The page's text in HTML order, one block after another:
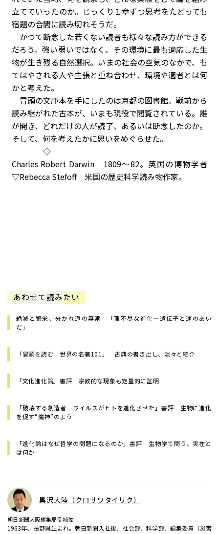
立てていったのか。じっくり１章ずつ思考をたどっても
宿題の合間に読み切れそうだ。
かつて断念した若くない読者も様々な読み方ができる
だろう。強い弱いではなく、その環境に最も適応した生
物が生き残る自然選択。いまの社会の空気のなかで、も
てはやされる人や主張と重ね合わせ、環境や適者とは何
かと考えた。
冒頭の文庫本を手にしたのは京都の図書館。戦前から
読み継がれた古本が、いまも現役で閲覧されている。誰
が開き、どれだけの人が読了、あるいは断念したのか。
そして、何を考えたかに思いをめぐらせた。
◇
Charles Robert Darwin 1809～82。英国の博物学者
▽Rebecca Stefoff 米国の歴史科学読み物作家。
あわせて読みたい
絶滅と繁栄、分かれ道の無常 「理不尽な進化―遺伝子と運のあい
だ」
「冒頭を読む 世界の名著101」 古典の書き出し、淡々と紹介
「文化進化論」書評 宗教的な現象も定量的に証明
「破壊する創造者―ウイルスがヒトを進化させた」書評 生物に進化
を促す“魔神”のよう
「進化論はなぜ哲学の問題になるのか」書評 生物学で問う、実在と
は何か
黒沢大陸（クロサワタイリク）
朝日新聞大阪編集局長補佐
1963年、長野県生まれ。朝日新聞入社後、社会部、科学部、編集委員（災害